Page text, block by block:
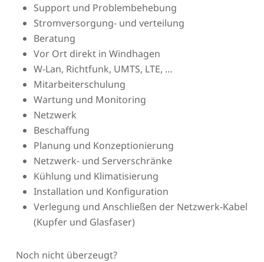
Support und Problembehebung
Stromversorgung- und verteilung
Beratung
Vor Ort direkt in Windhagen
W-Lan, Richtfunk, UMTS, LTE, …
Mitarbeiterschulung
Wartung und Monitoring
Netzwerk
Beschaffung
Planung und Konzeptionierung
Netzwerk- und Serverschränke
Kühlung und Klimatisierung
Installation und Konfiguration
Verlegung und Anschließen der Netzwerk-Kabel
(Kupfer und Glasfaser)
Noch nicht überzeugt?